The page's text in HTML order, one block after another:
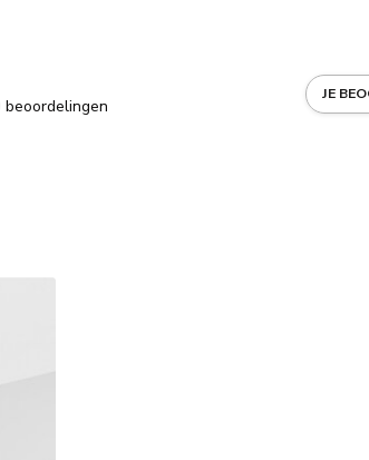
beoordelingen
JE